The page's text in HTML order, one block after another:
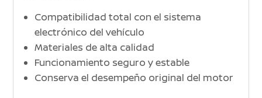
Compatibilidad total con el sistema
electrónico del vehículo
Materiales de alta calidad
Funcionamiento seguro y estable
Conserva el desempeño original del motor